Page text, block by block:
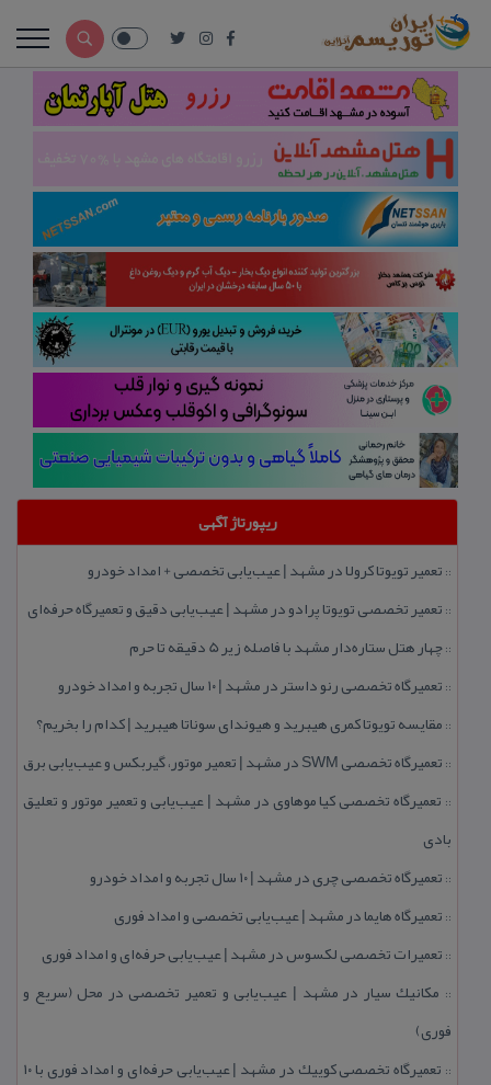
ریپورتاژ آگهی
:: تعمیر تویوتا كرولا در مشهد | عیب‌یابی تخصصی + امداد خودرو
:: تعمیر تخصصی تویوتا پرادو در مشهد | عیب‌یابی دقیق و تعمیرگاه حرفه‌ای
::چهار هتل‌ ستاره‌دار مشهد با فاصله زیر 5 دقیقه تا حرم
:: تعمیرگاه تخصصی رنو داستر در مشهد | ۱۰ سال تجربه و امداد خودرو
:: مقایسه تویوتا كمری هیبرید و هیوندای سوناتا هیبرید | كدام را بخریم؟
:: تعمیرگاه تخصصی SWM در مشهد | تعمیر موتور، گیربكس و عیب‌یابی برق
:: تعمیرگاه تخصصی كیا موهاوی در مشهد | عیب‌یابی و تعمیر موتور و تعلیق
بادی
:: تعمیرگاه تخصصی چری در مشهد | ۱۰ سال تجربه و امداد خودرو
:: تعمیرگاه هایما در مشهد | عیب‌یابی تخصصی و امداد فوری
:: تعمیرات تخصصی لكسوس در مشهد | عیب‌یابی حرفه‌ای و امداد فوری
:: مكانیك سیار در مشهد | عیب‌یابی و تعمیر تخصصی در محل (سریع و
فوری)
::
تعمیرگاه تخصصی كوییك در مشهد | عیب‌یابی حرفه‌ای و امداد فوری با ۱۰